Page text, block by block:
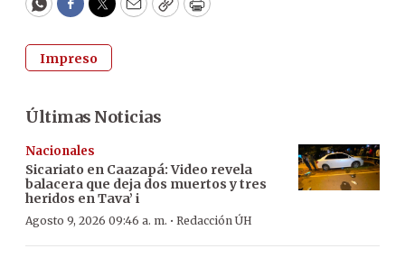
WhatsApp
Facebook
Twitter
EmailCopyPrint
Impreso
Últimas Noticias
Nacionales
Sicariato en Caazapá: Video revela
balacera que deja dos muertos y tres
heridos en Tava’ i
Agosto 9, 2026 09:46 a. m. · Redacción ÚH